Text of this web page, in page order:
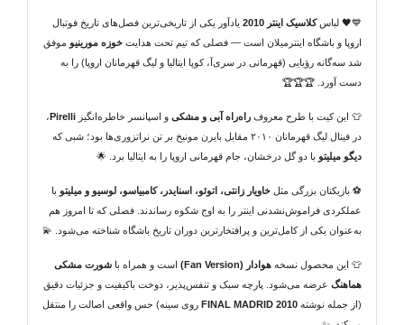
💙🖤 لباسکلاسیک اینتر 2010
یادآور یکی از تاریخی‌ترین فصل‌های تاریخ فوتبال
اروپا و باشگاه اینترمیلان است — فصلی که تیم تحت هدایت خوزه مورینیو موفق
شد سه‌گانه رؤیایی (قهرمانی در سری‌آ، کوپا ایتالیا و لیگ قهرمانان اروپا) را به
دست آورد. 🏆🏆🏆
👕 این کیت با طرح معروف راه‌راه آبی و مشکی و اسپانسر خاطره‌انگیز Pirelli ،
در فینال لیگ قهرمانان ۲۰۱۰ مقابل بایرن مونیخ بر تن نراتزوری‌ها بود؛ شبی که
دیگو میلیتو با دو گل درخشان، جام قهرمانی اروپا را به ایتالیا برد. 🌟
⚽ بازیکنان بزرگی مثل خاویار زانتی، اتوئو، اسنایدر، کامبیاسو، لوسیو و میلیتو با
عملکردی فراموش‌نشدنی اینتر را به اوج شکوه رساندند. فصلی که تا امروز هم
به‌عنوان یکی از کامل‌ترین و پرافتخارترین دوران تاریخ باشگاه شناخته می‌شود. 💫
👕 این محصول نسخه هوادار (Fan Version) است و همراه با شورت مشکی
هماهنگ عرضه می‌شود. پارچه سبک و تنفس‌پذیر، دوخت باکیفیت و جزئیات دقیق
(از جمله نوشته FINAL MADRID 2010 روی سینه) حس واقعی اصالت را منتقل